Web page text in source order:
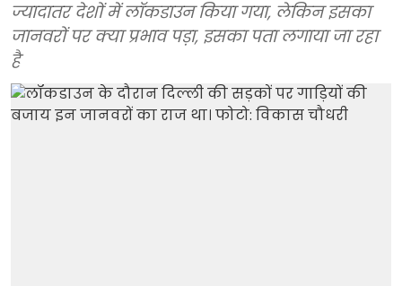
ज्यादातर देशों में लॉकडाउन किया गया, लेकिन इसका
जानवरों पर क्या प्रभाव पड़ा, इसका पता लगाया जा रहा
है